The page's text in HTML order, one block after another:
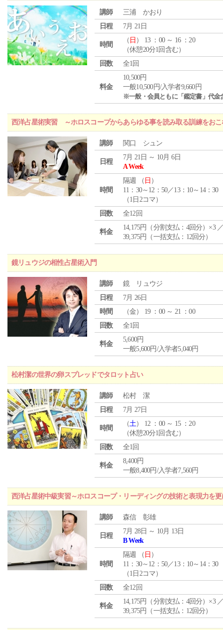
講師
三浦 かおり
日程
7月 21日
時間
（ 日 ） 13 ：00 ～ 16 ：20
（休憩20分1回含む）
回数
全1回
料金
10,500円
一般10,500円/入学者9,660円
※一般・会員ともに「鑑定書」代金
西洋占星術実習 ～ホロスコープからあらゆる事を読み取る訓練をおこ
講師 関口 シュン
日程
7月 21日 ～ 10月 6日
A Week
時間
隔週 （ 日 ）
11：30～12：50／13：10～14：30
（1日2コマ）
回数
全12回
料金
14,175円（分割支払：4回分）×3
39,375円（一括支払：12回分）
鏡リュウジの相性占星術入門
講師
鏡 リュウジ
日程
7月 26日
時間
（金） 19 ：00 ～ 21 ：00
回数
全1回
料金
5,600円
一般5,600円/入学者5,040円
松村潔の世界の卵スプレッドでタロット占い
講師
松村 潔
日程
7月 27日
時間
（土） 12 ：00 ～ 15 ：20
（休憩20分1回含む）
回数
全1回
料金
8,400円
一般8,400円/入学者7,560円
西洋占星術中級実習～ホロスコープ・リーディングの技術と表現力を
講師 森信 彰雄
日程
7月 28日 ～ 10月 13日
B Week
時間
隔週 （ 日 ）
11：30～12：50／13：10～14：30
（1日2コマ）
回数
全12回
料金
14,175円（分割支払：4回分）×3
39,375円（一括支払：12回分）